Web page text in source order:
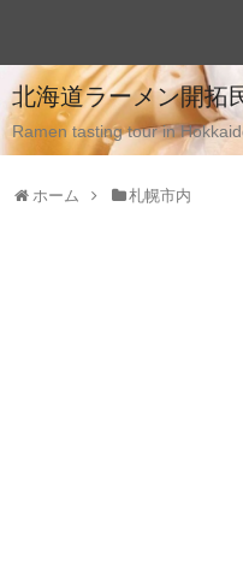
北海道ラーメン開拓
Ramen tasting tour in
ホーム 札幌市内